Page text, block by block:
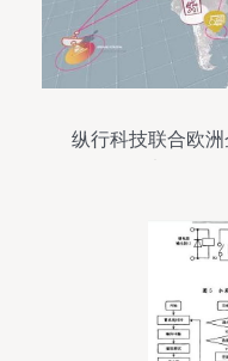
纵行科技联合欧